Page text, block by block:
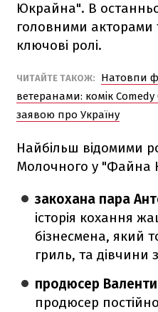
Юкрайна". В
головними акторами
ключові ролі.
ЧИТАЙТЕ ТАКОЖ:
Натовпи
ветеранами: комік
заявою про Україну
Найбільш відомими
Молочного у "Файна
закохана пара
історія кохання
бізнесмена, який
гриль, та дівчини
продюсер
продюсер